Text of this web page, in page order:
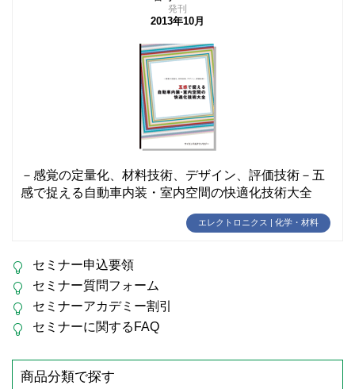
発刊
2013年10月
－感覚の定量化、材料技術、デザイン、評価技術－五
感で捉える自動車内装・室内空間の快適化技術大全
エレクトロニクス | 化学・材料
セミナー申込要領
セミナー質問フォーム
セミナーアカデミー割引
セミナーに関するFAQ
商品分類で探す